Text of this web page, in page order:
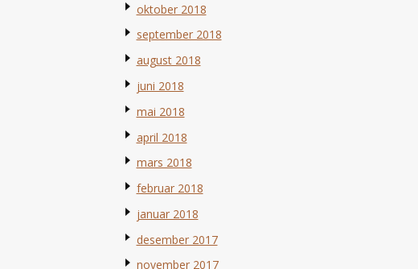
oktober 2018
september 2018
august 2018
juni 2018
mai 2018
april 2018
mars 2018
februar 2018
januar 2018
desember 2017
november 2017